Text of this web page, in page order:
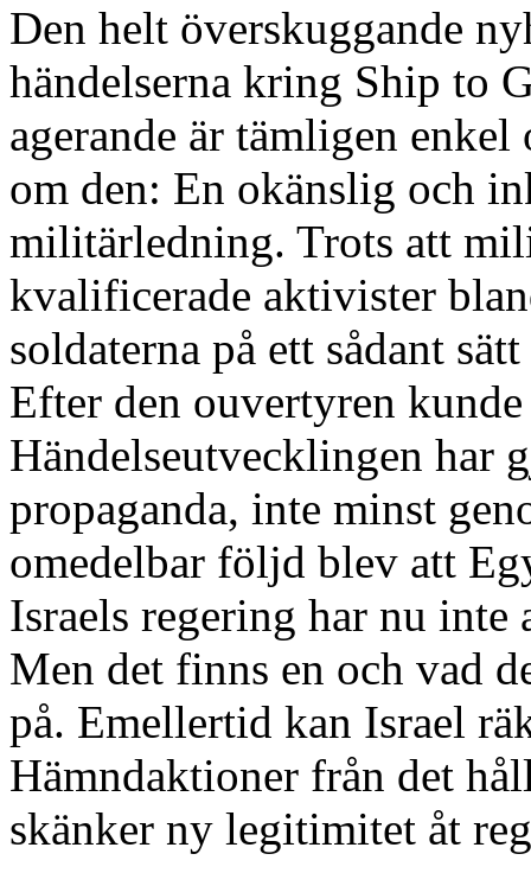
Den helt överskuggande
händelserna kring Ship to
agerande är tämligen
om den: En okänslig och
militärledning. Trots att
kvalificerade aktivister
soldaterna på ett sådant
Efter den ouvertyren
Händelseutvecklingen har
propaganda, inte minst
omedelbar följd blev att
Israels regering har nu inte
Men det finns en och vad
på. Emellertid kan Israel
Hämndaktioner från det
skänker ny legitimitet åt